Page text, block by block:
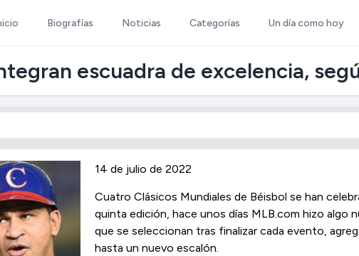
Biografías Noticias Categorías Un día como hoy
escuadra de excelencia,
14 de julio de 2022
Cuatro Clásicos Mundiales de Béisbol se han
quinta edición, hace unos días MLB.com hizo algo
que se seleccionan tras finalizar cada evento,
hasta un nuevo escalón.